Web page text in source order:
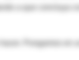
a que concluya
Pongamos en